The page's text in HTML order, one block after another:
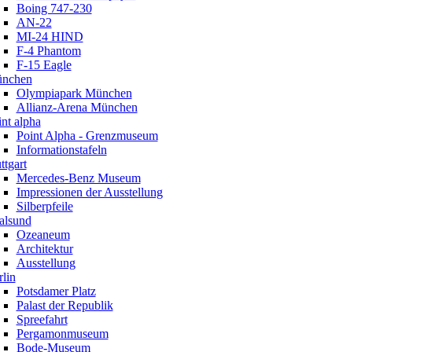
Boing 747-230
AN-22
MI-24 HIND
F-4 Phantom
F-15 Eagle
Olympiapark München
Allianz-Arena München
alpha
Point Alpha - Grenzmuseum
Informationstafeln
Mercedes-Benz Museum
Impressionen der Ausstellung
Silberpfeile
Ozeaneum
Architektur
Ausstellung
Potsdamer Platz
Palast der Republik
Spreefahrt
Pergamonmuseum
Bode-Museum